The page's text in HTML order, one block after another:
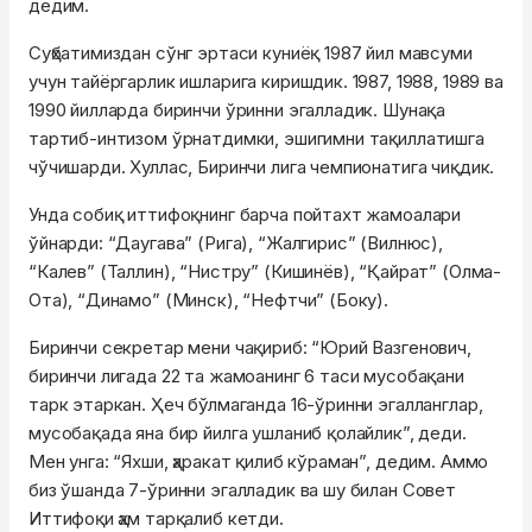
дедим.
Суҳбатимиздан сўнг эртаси куниёқ 1987 йил мавсуми
учун тайёргарлик ишларига киришдик. 1987, 1988, 1989 ва
1990 йилларда биринчи ўринни эгалладик. Шунақа
тартиб-интизом ўрнатдимки, эшигимни тақиллатишга
чўчишарди. Хуллас, Биринчи лига чемпионатига чиқдик.
Унда собиқ иттифоқнинг барча пойтахт жамоалари
ўйнарди: “Даугава” (Рига), “Жалгирис” (Вилнюс),
“Калев” (Таллин), “Нистру” (Кишинёв), “Қайрат” (Олма-
Ота), “Динамо” (Минск), “Нефтчи” (Боку).
Биринчи секретар мени чақириб: “Юрий Вазгенович,
биринчи лигада 22 та жамоанинг 6 таси мусобақани
тарк этаркан. Ҳеч бўлмаганда 16-ўринни эгалланглар,
мусобақада яна бир йилга ушланиб қолайлик”, деди.
Мен унга: “Яхши, ҳаракат қилиб кўраман”, дедим. Аммо
биз ўшанда 7-ўринни эгалладик ва шу билан Совет
Иттифоқи ҳам тарқалиб кетди.